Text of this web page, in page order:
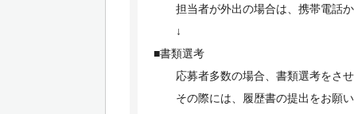
担当者が外出の場合は、携帯電話か
↓
■書類選考
応募者多数の場合、書類選考をさせ
その際には、履歴書の提出をお願い